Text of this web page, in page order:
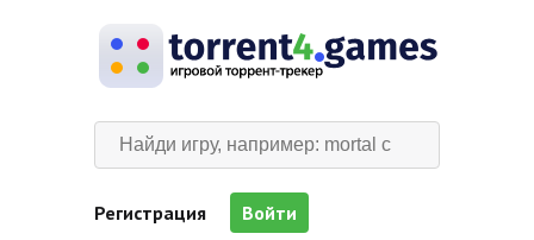
Регистрация Войти